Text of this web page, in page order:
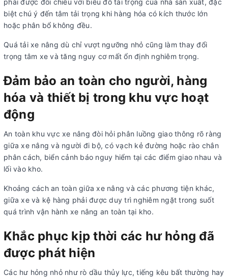
phải được đối chiếu với biểu đồ tải trọng của nhà sản xuất, đặc
biệt chú ý đến tâm tải trọng khi hàng hóa có kích thước lớn
hoặc phân bổ không đều.
Quá tải xe nâng dù chỉ vượt ngưỡng nhỏ cũng làm thay đổi
trọng tâm xe và tăng nguy cơ mất ổn định nghiêm trọng.
Đảm bảo an toàn cho người, hàng
hóa và thiết bị trong khu vực hoạt
động
An toàn khu vực xe nâng đòi hỏi phân luồng giao thông rõ ràng
giữa xe nâng và người đi bộ, có vạch kẻ đường hoặc rào chắn
phân cách, biển cảnh báo nguy hiểm tại các điểm giao nhau và
lối vào kho.
Khoảng cách an toàn giữa xe nâng và các phương tiện khác,
giữa xe và kệ hàng phải được duy trì nghiêm ngặt trong suốt
quá trình vận hành xe nâng an toàn tại kho.
Khắc phục kịp thời các hư hỏng đã
được phát hiện
Các hư hỏng nhỏ như rò dầu thủy lực, tiếng kêu bất thường hay